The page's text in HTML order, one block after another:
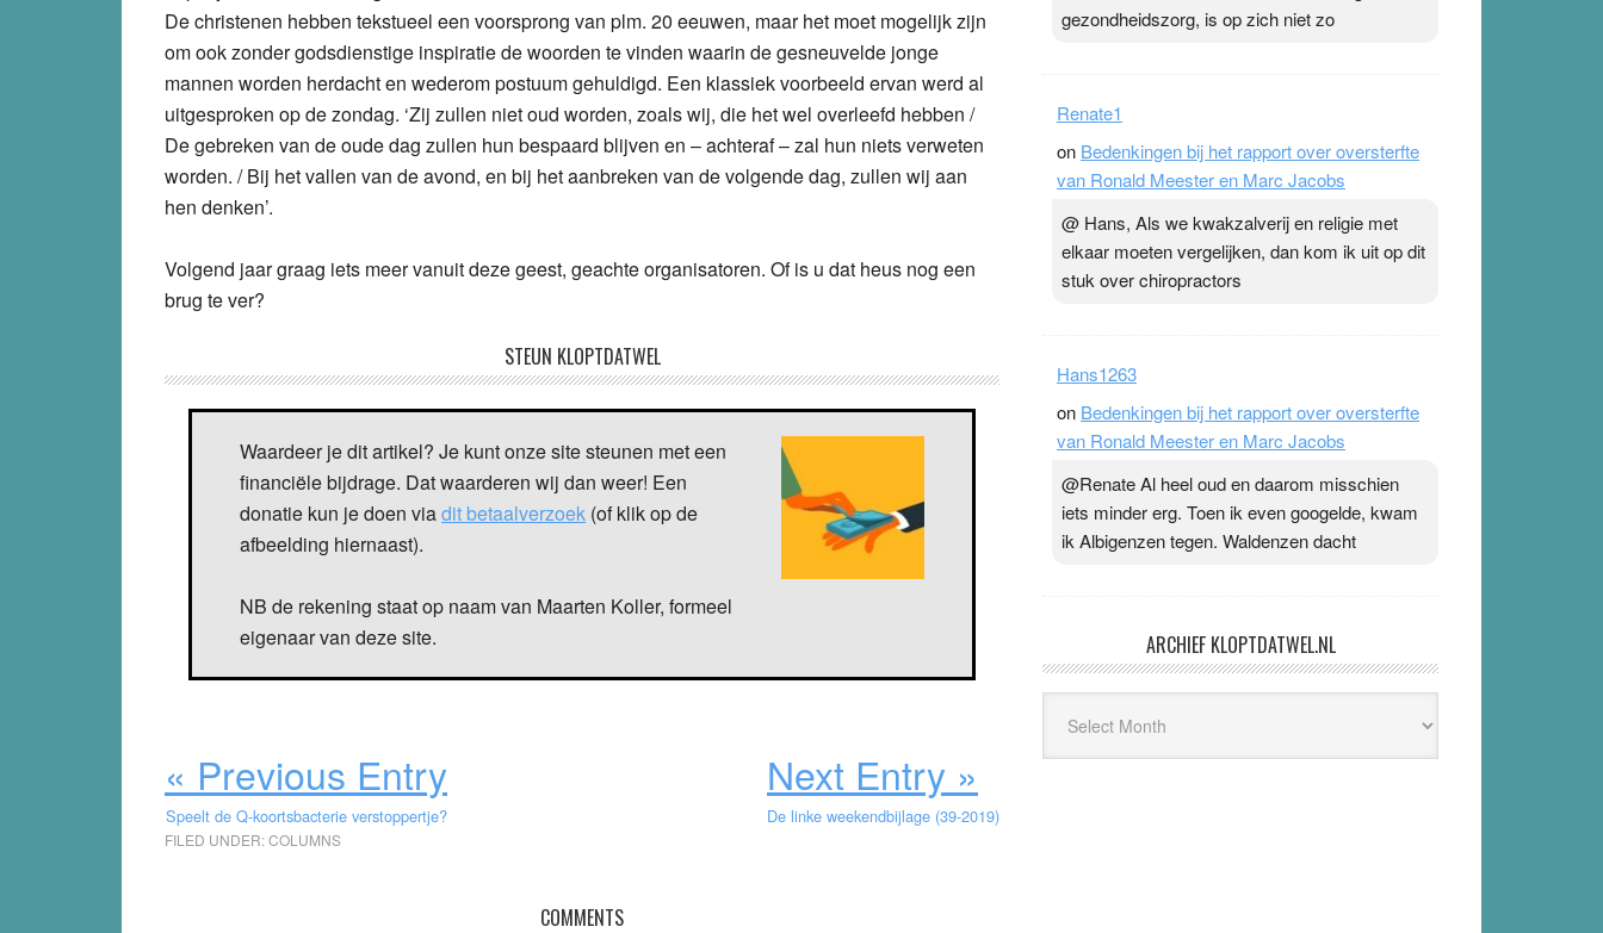
De christenen hebben tekstueel een voorsprong van plm. 20 eeuwen, maar het moet mogelijk zijn
om ook zonder godsdienstige inspiratie de woorden te vinden waarin de gesneuvelde jonge
mannen worden herdacht en wederom postuum gehuldigd. Een klassiek voorbeeld ervan werd al
uitgesproken op de zondag. ‘Zij zullen niet oud worden, zoals wij, die het wel overleefd hebben /
De gebreken van de oude dag zullen hun bespaard blijven en – achteraf – zal hun niets verweten
worden. / Bij het vallen van de avond, en bij het aanbreken van de volgende dag, zullen wij aan
hen denken’.
Volgend jaar graag iets meer vanuit deze geest, geachte organisatoren. Of is u dat heus nog een
brug te ver?
STEUN KLOPTDATWEL
Waardeer je dit artikel? Je kunt onze site steunen met een
financiële bijdrage. Dat waarderen wij dan weer! Een
donatie kun je doen viadit betaalverzoek (of klik op de
afbeelding hiernaast).
NB de rekening staat op naam van Maarten Koller, formeel
eigenaar van deze site.
« Previous Entry
Speelt de Q-koortsbacterie verstoppertje?
Next Entry »
De linke weekendbijlage (39-2019)
FILED UNDER:COLUMNS
COMMENTS
gezondheidszorg, is op zich niet zo
Renate1
on Bedenkingen bij het rapport over oversterfte
van Ronald Meester en Marc Jacobs
@ Hans, Als we kwakzalverij en religie met
elkaar moeten vergelijken, dan kom ik uit op dit
stuk over chiropractors
Hans1263
on Bedenkingen bij het rapport over oversterfte
van Ronald Meester en Marc Jacobs
@Renate Al heel oud en daarom misschien
iets minder erg. Toen ik even googelde, kwam
ik Albigenzen tegen. Waldenzen dacht
ARCHIEF KLOPTDATWEL.NL
Kloptdatwel.nl